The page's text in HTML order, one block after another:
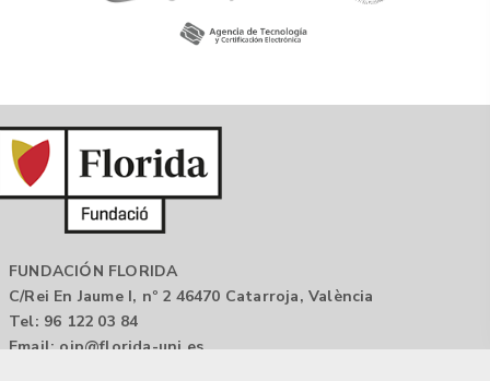
FUNDACIÓN FLORIDA
C/Rei En Jaume I, nº 2 46470 Catarroja, València
Tel: 96 122 03 84
Email: oip@florida-uni.es